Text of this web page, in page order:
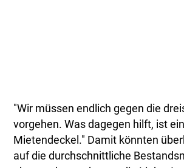
"Wir müssen endlich gegen die
vorgehen. Was dagegen hilft, ist ein
Mietendeckel." Damit könnten
auf die durchschnittliche